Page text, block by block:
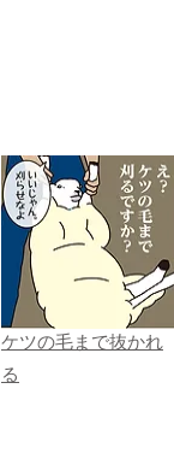
ケツの毛まで抜かれ
る